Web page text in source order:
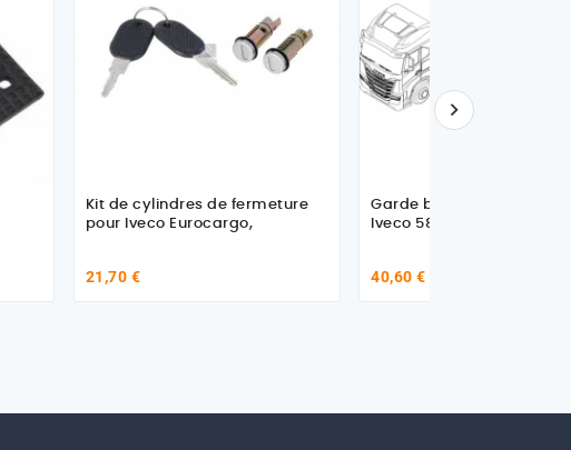
Kit de cylindres de fermeture
pour Iveco Eurocargo,
21,70 €
Garde boue avant
Iveco 5802469567
40,60 €
